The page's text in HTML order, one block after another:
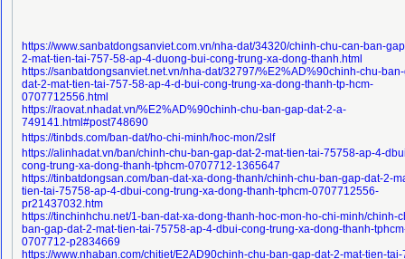
https://www.sanbatdongsanviet.com.vn/nha-dat/34320/chinh-chu-can-ban-
2-mat-tien-tai-757-58-ap-4-duong-bui-cong-trung-xa-dong-thanh.html
https://sanbatdongsanviet.net.vn/nha-dat/32797/%E2%AD%90chinh-chu-
dat-2-mat-tien-tai-757-58-ap-4-d-bui-cong-trung-xa-dong-thanh-tp-hcm-
0707712556.html
https://raovat.nhadat.vn/%E2%AD%90chinh-chu-ban-gap-dat-2-a-
749141.html#post748690
https://tinbds.com/ban-dat/ho-chi-minh/hoc-mon/2slf
https://alinhadat.vn/ban/chinh-chu-ban-gap-dat-2-mat-tien-tai-75758-ap-4-
cong-trung-xa-dong-thanh-tphcm-0707712-1365647
https://tinbatdongsan.com/ban-dat-xa-dong-thanh/chinh-chu-ban-gap-dat-2-
tien-tai-75758-ap-4-dbui-cong-trung-xa-dong-thanh-tphcm-0707712556-
pr21437032.htm
https://tinchinhchu.net/1-ban-dat-xa-dong-thanh-hoc-mon-ho-chi-minh/chinh-
ban-gap-dat-2-mat-tien-tai-75758-ap-4-dbui-cong-trung-xa-dong-thanh-
0707712-p2834669
https://www.nhaban.com/chitiet/E2AD90chinh-chu-ban-gap-dat-2-mat-tien-